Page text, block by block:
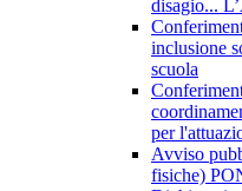
disagio...
inclusione
scuola
per
Avviso
fisiche)